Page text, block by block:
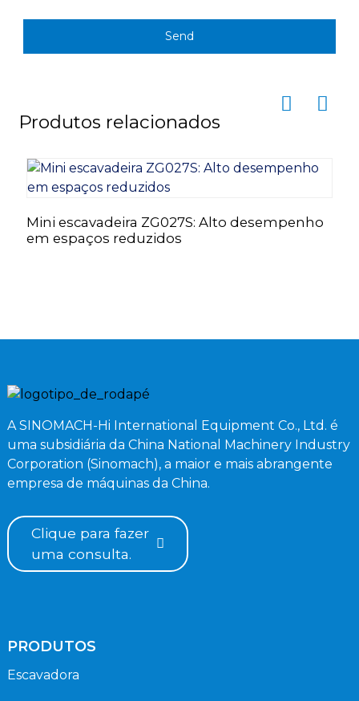
Send
Produtos relacionados
Mini escavadeira ZG027S: Alto desempenho
em espaços reduzidos
A SINOMACH-Hi International Equipment Co., Ltd. é
uma subsidiária da China National Machinery Industry
Corporation (Sinomach), a maior e mais abrangente
empresa de máquinas da China.
Clique para fazer
uma consulta.
PRODUTOS
Escavadora